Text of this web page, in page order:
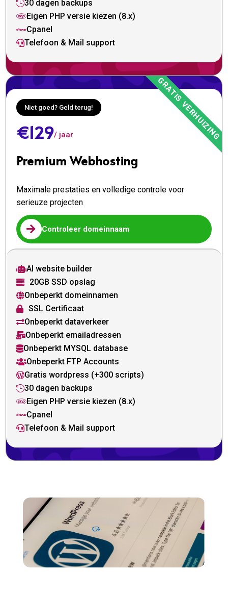
30 dagen backups
Eigen PHP versie kiezen (8.x)
Cpanel
Telefoon & Mail support
Niet goed? Geld terug!
€129/ jaar
Premium Webhosting
Maximale prestaties en volledige controle voor
serieuze projecten
 Controleer domeinnaam
AI website builder
 20GB SSD opslag
Onbeperkt domeinnamen
 SSL Certificaat
Onbeperkt dataverkeer
Onbeperkt emailadressen
Onbeperkt MYSQL database
Onbeperkt FTP Accounts
Gratis wordpress (+300 scripts)
30 dagen backups
Eigen PHP versie kiezen (8.x)
Cpanel
Telefoon & Mail support